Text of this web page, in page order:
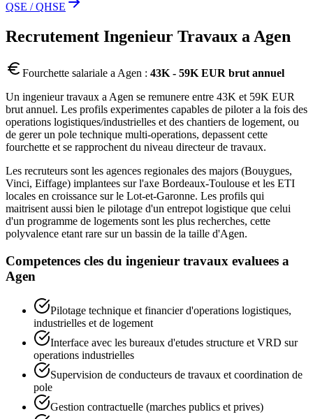
QSE / QHSE
Recrutement Ingenieur Travaux aAgen
Fourchette salariale a Agen : 43K - 59K EUR brut annuel
Un ingenieur travaux a Agen se remunere entre 43K et 59K EUR
brut annuel. Les profils experimentes capables de piloter a la fois des
operations logistiques/industrielles et des chantiers de logement, ou
de gerer un pole technique multi-operations, depassent cette
fourchette et se rapprochent du niveau directeur de travaux.
Les recruteurs sont les agences regionales des majors (Bouygues,
Vinci, Eiffage) implantees sur l'axe Bordeaux-Toulouse et les ETI
locales en croissance sur le Lot-et-Garonne. Les profils qui
maitrisent aussi bien le pilotage d'un entrepot logistique que celui
d'un programme de logements sont les plus recherches, cette
polyvalence etant rare sur un bassin de la taille d'Agen.
Competences cles du ingenieur travaux evaluees a
Agen
Pilotage technique et financier d'operations logistiques,
industrielles et de logement
Interface avec les bureaux d'etudes structure et VRD sur
operations industrielles
Supervision de conducteurs de travaux et coordination de
pole
Gestion contractuelle (marches publics et prives)